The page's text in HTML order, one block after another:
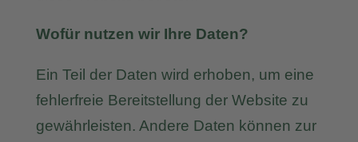
Wofür nutzen wir Ihre Daten?
Ein Teil der Daten wird erhoben, um eine
fehlerfreie Bereitstellung der Website zu
gewährleisten. Andere Daten können zur